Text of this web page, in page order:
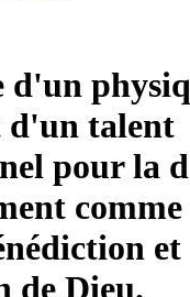
d'un
d'un talent
pour la
et
de Dieu.